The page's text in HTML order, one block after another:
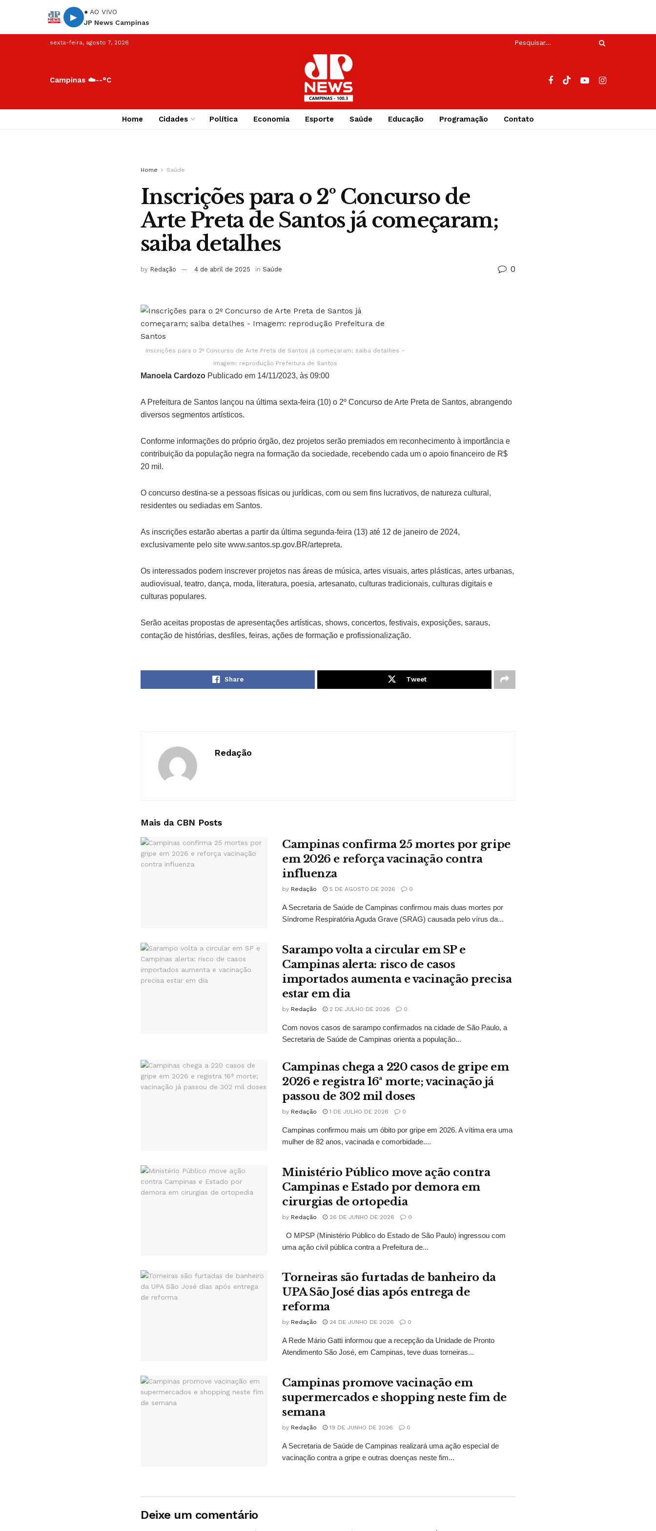
▶
● AO VIVO
JP News Campinas
sexta-feira, agosto 7, 2026
Campinas ☁️--°C
Home Cidades Política Economia Esporte Saúde Educação Programação Contato
Home Saúde
Inscrições para o 2º Concurso de
Arte Preta de Santos já começaram;
saiba detalhes
by Redação 4 de abril de 2025 in Saúde 0
Inscrições para o 2º Concurso de Arte Preta de Santos já começaram; saiba detalhes –
Imagem: reprodução Prefeitura de Santos
Manoela Cardozo Publicado em 14/11/2023, às 09:00
A Prefeitura de Santos lançou na última sexta-feira (10) o 2º Concurso de Arte Preta de Santos, abrangendo
diversos segmentos artísticos.
Conforme informações do próprio órgão, dez projetos serão premiados em reconhecimento à importância e
contribuição da população negra na formação da sociedade, recebendo cada um o apoio financeiro de R$
20 mil.
O concurso destina-se a pessoas físicas ou jurídicas, com ou sem fins lucrativos, de natureza cultural,
residentes ou sediadas em Santos.
As inscrições estarão abertas a partir da última segunda-feira (13) até 12 de janeiro de 2024,
exclusivamente pelo site www.santos.sp.gov.BR/artepreta.
Os interessados podem inscrever projetos nas áreas de música, artes visuais, artes plásticas, artes urbanas,
audiovisual, teatro, dança, moda, literatura, poesia, artesanato, culturas tradicionais, culturas digitais e
culturas populares.
Serão aceitas propostas de apresentações artísticas, shows, concertos, festivais, exposições, saraus,
contação de histórias, desfiles, feiras, ações de formação e profissionalização.
Share Tweet
Redação
Mais da CBN Posts
Campinas confirma 25 mortes por gripe
em 2026 e reforça vacinação contra
influenza
by Redação 5 DE AGOSTO DE 2026 0
A Secretaria de Saúde de Campinas confirmou mais duas mortes por
Síndrome Respiratória Aguda Grave (SRAG) causada pelo vírus da...
Sarampo volta a circular em SP e
Campinas alerta: risco de casos
importados aumenta e vacinação precisa
estar em dia
by Redação 2 DE JULHO DE 2026 0
Com novos casos de sarampo confirmados na cidade de São Paulo, a
Secretaria de Saúde de Campinas orienta a população...
Campinas chega a 220 casos de gripe em
2026 e registra 16ª morte; vacinação já
passou de 302 mil doses
by Redação 1 DE JULHO DE 2026 0
Campinas confirmou mais um óbito por gripe em 2026. A vítima era uma
mulher de 82 anos, vacinada e comorbidade....
Ministério Público move ação contra
Campinas e Estado por demora em
cirurgias de ortopedia
by Redação 26 DE JUNHO DE 2026 0
O MPSP (Ministério Público do Estado de São Paulo) ingressou com
uma ação civil pública contra a Prefeitura de...
Torneiras são furtadas de banheiro da
UPA São José dias após entrega de
reforma
by Redação 24 DE JUNHO DE 2026 0
A Rede Mário Gatti informou que a recepção da Unidade de Pronto
Atendimento São José, em Campinas, teve duas torneiras...
Campinas promove vacinação em
supermercados e shopping neste fim de
semana
by Redação 19 DE JUNHO DE 2026 0
A Secretaria de Saúde de Campinas realizará uma ação especial de
vacinação contra a gripe e outras doenças neste fim...
Deixe um comentário